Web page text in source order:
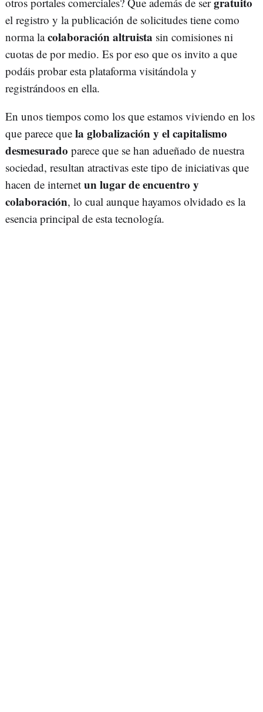
el registro y la publicación de solicitudes tiene como
norma lacolaboración altruista sin comisiones ni
cuotas de por medio. Es por eso que os invito a que
podáis probar esta plataforma visitándola y
registrándoos en ella.
En unos tiempos como los que estamos viviendo en los
que parece que la globalización y el capitalismo
desmesurado parece que se han adueñado de nuestra
sociedad, resultan atractivas este tipo de iniciativas que
hacen de internet un lugar de encuentro y
colaboración, lo cual aunque hayamos olvidado es la
esencia principal de esta tecnología.